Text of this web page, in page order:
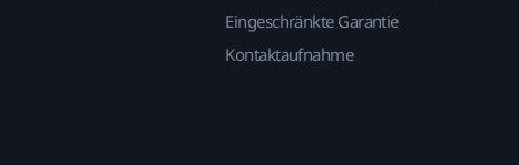
Eingeschränkte Garantie
Kontaktaufnahme